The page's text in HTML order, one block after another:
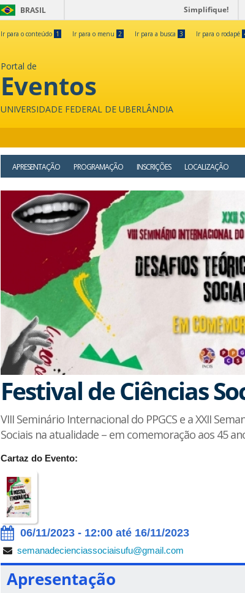
BRASIL Simplifique!
Ir para o conteúdo 1 Ir para o menu 2 Ir para a busca 3 Ir para o rodapé
Portal de
Eventos
UNIVERSIDADE FEDERAL DE UBERLÂNDIA
APRESENTAÇÃO PROGRAMAÇÃO INSCRIÇÕES LOCALIZAÇÃO
Festival de Ciências
VIII Seminário Internacional do PPGCS e a XXII
Sociais na atualidade – em comemoração aos 45
Cartaz do Evento:
06/11/2023 - 12:00 até 16/11/2023
semanadecienciassociaisufu@gmail.com
Apresentação